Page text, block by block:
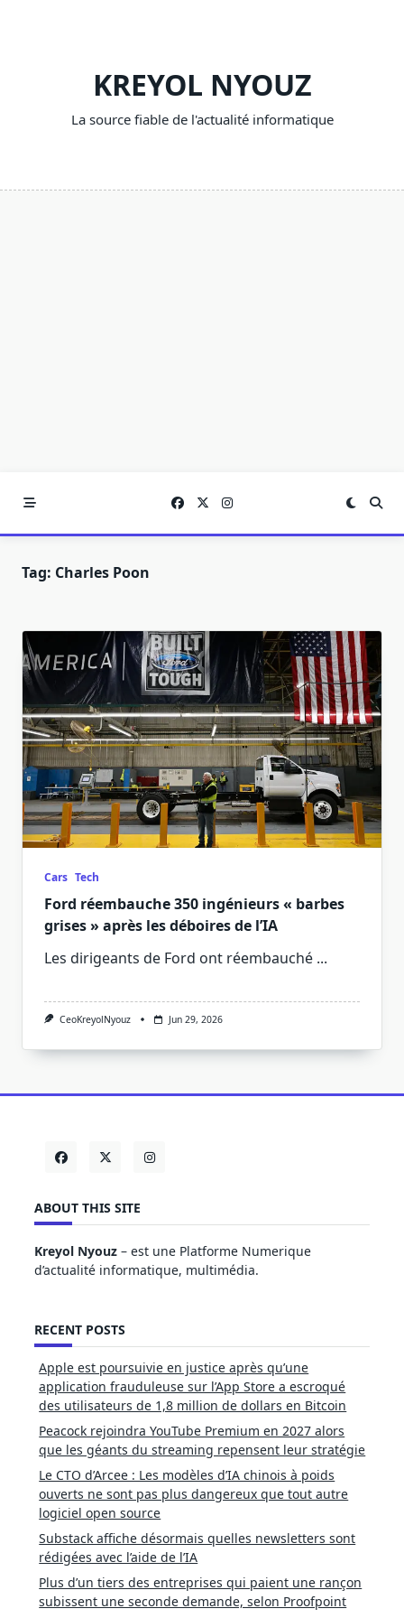
KREYOL NYOUZ
La source fiable de l'actualité informatique
Tag: Charles Poon
Cars Tech
Ford réembauche 350 ingénieurs « barbes
grises » après les déboires de l’IA
Les dirigeants de Ford ont réembauché ...
CeoKreyolNyouz Jun 29, 2026
ABOUT THIS SITE
Kreyol Nyouz – est une Platforme Numerique
d’actualité informatique, multimédia.
RECENT POSTS
Apple est poursuivie en justice après qu’une
application frauduleuse sur l’App Store a escroqué
des utilisateurs de 1,8 million de dollars en Bitcoin
Peacock rejoindra YouTube Premium en 2027 alors
que les géants du streaming repensent leur stratégie
Le CTO d’Arcee : Les modèles d’IA chinois à poids
ouverts ne sont pas plus dangereux que tout autre
logiciel open source
Substack affiche désormais quelles newsletters sont
rédigées avec l’aide de l’IA
Plus d’un tiers des entreprises qui paient une rançon
subissent une seconde demande, selon Proofpoint